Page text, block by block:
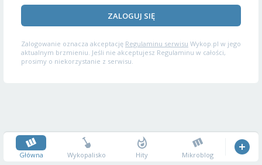
ZALOGUJ SIĘ
Zalogowanie oznacza akceptację Regulaminu serwisu Wykop.pl w jego
aktualnym brzmieniu. Jeśli nie akceptujesz Regulaminu w całości,
prosimy o niekorzystanie z serwisu.
Główna Wykopalisko Hity Mikroblog